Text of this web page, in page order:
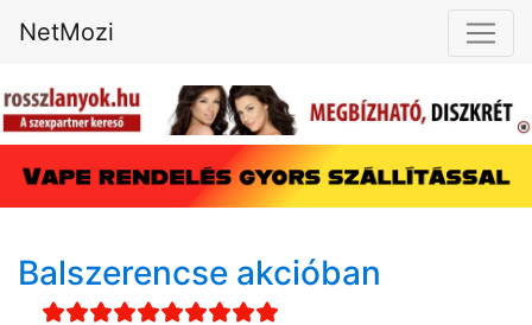
NetMozi
Balszerencse akcióban